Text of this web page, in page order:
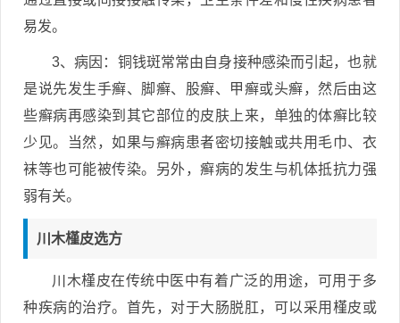
易发。
3、病因：铜钱斑常常由自身接种感染而引起，也就
是说先发生手癣、脚癣、股癣、甲癣或头癣，然后由这
些癣病再感染到其它部位的皮肤上来，单独的体癣比较
少见。当然，如果与癣病患者密切接触或共用毛巾、衣
袜等也可能被传染。另外，癣病的发生与机体抵抗力强
弱有关。
川木槿皮选方
川木槿皮在传统中医中有着广泛的用途，可用于多
种疾病的治疗。首先，对于大肠脱肛，可以采用槿皮或